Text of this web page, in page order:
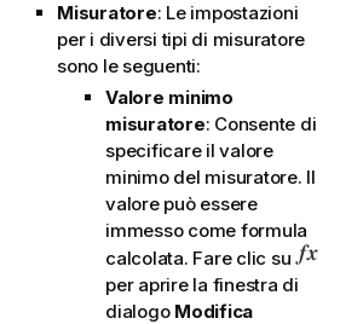
Misuratore: Le impostazioni
per i diversi tipi di misuratore
sono le seguenti:
Valore minimo
misuratore: Consente di
specificare il valore
minimo del misuratore. Il
valore può essere
immesso come formula
calcolata. Fare clic su
per aprire la finestra di
dialogo Modifica